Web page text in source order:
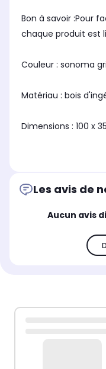
Bon à savoir :Pour
chaque produit est
Couleur : sonoma
Matériau : bois
Dimensions : 100 x
Les avis de
Aucun avis